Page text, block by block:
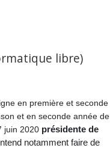
libre)
en première et seconde
et en seconde année de
juin 2020 présidente de
notamment faire de